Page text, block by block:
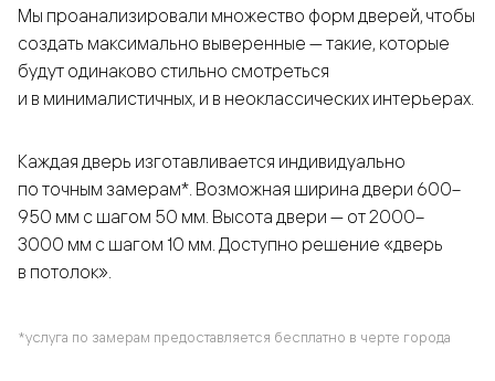
Мы проанализировали множество форм дверей, чтобы
создать максимально выверенные — такие, которые
будут одинаково стильно смотреться
и в минималистичных, и в неоклассических интерьерах.
Каждая дверь изготавливается индивидуально
по точным замерам*. Возможная ширина двери 600–
950 мм с шагом 50 мм. Высота двери — от 2000–
3000 мм с шагом 10 мм. Доступно решение «дверь
в потолок».
*услуга по замерам предоставляется бесплатно в черте города